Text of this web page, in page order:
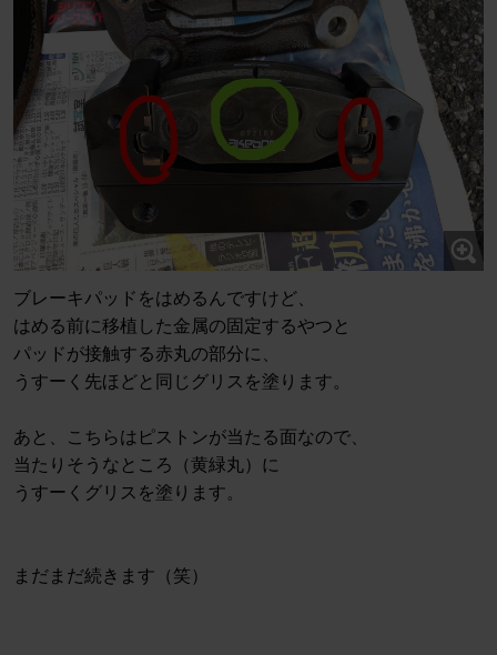
ブレーキパッドをはめるんですけど、
はめる前に移植した金属の固定するやつと
パッドが接触する赤丸の部分に、
うすーく先ほどと同じグリスを塗ります。
あと、こちらはピストンが当たる面なので、
当たりそうなところ（黄緑丸）に
うすーくグリスを塗ります。
まだまだ続きます（笑）